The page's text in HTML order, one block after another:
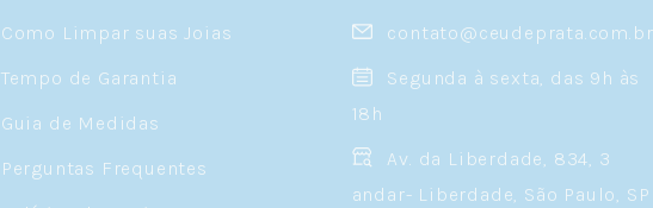
Como Limpar suas Joias
Tempo de Garantia
Guia de Medidas
Perguntas Frequentes
contato@ceudeprata.com.br
Segunda à sexta, das 9h às
18h
Av. da Liberdade, 834, 3
andar- Liberdade, São Paulo, SP